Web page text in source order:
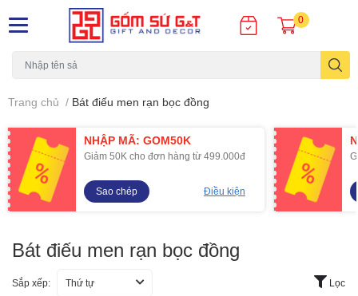
0
Trang chủ / Bát điếu men rạn bọc đồng
NHẬP MÃ: GOM50K
Giảm 50K cho đơn hàng từ 499.000đ
Sao chép Điều kiện
Bát điếu men rạn bọc đồng
Sắp xếp: Thứ tự Lọc